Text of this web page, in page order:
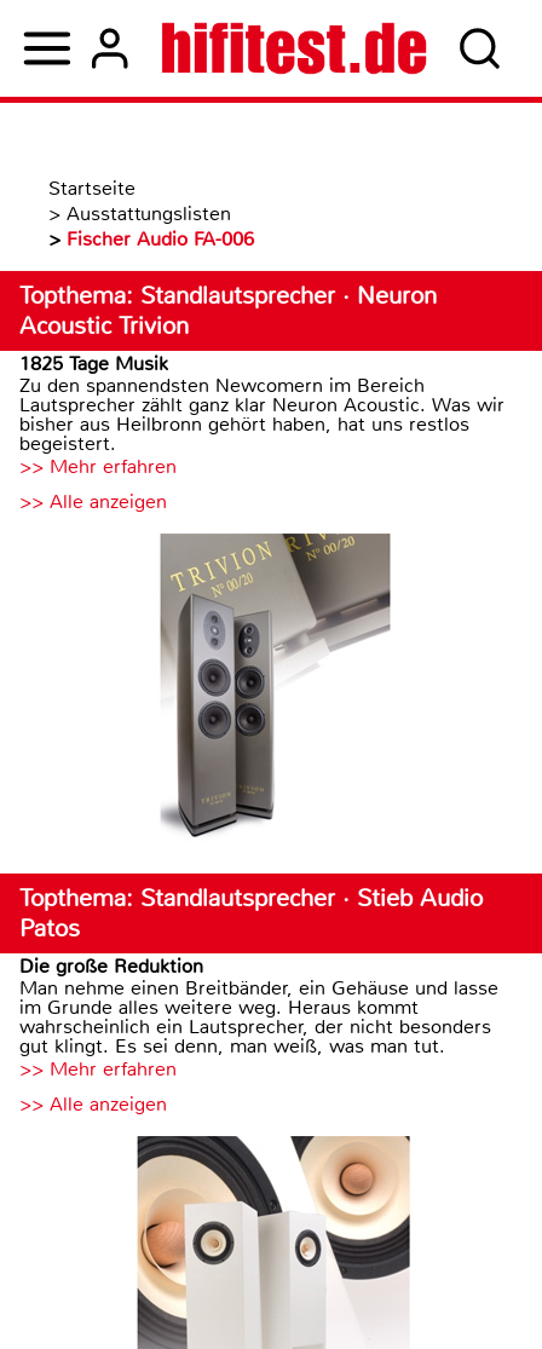
Startseite
> Ausstattungslisten
> Fischer Audio FA-006
Topthema: Standlautsprecher · Neuron
Acoustic Trivion
1825 Tage Musik
Zu den spannendsten Newcomern im Bereich
Lautsprecher zählt ganz klar Neuron Acoustic. Was wir
bisher aus Heilbronn gehört haben, hat uns restlos
begeistert.
>> Mehr erfahren
>> Alle anzeigen
Topthema: Standlautsprecher · Stieb Audio
Patos
Die große Reduktion
Man nehme einen Breitbänder, ein Gehäuse und lasse
im Grunde alles weitere weg. Heraus kommt
wahrscheinlich ein Lautsprecher, der nicht besonders
gut klingt. Es sei denn, man weiß, was man tut.
>> Mehr erfahren
>> Alle anzeigen